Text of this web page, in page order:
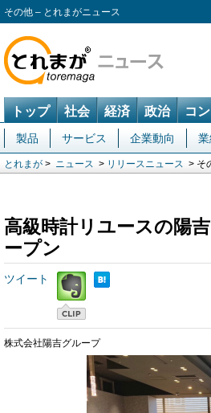
その他 – とれまがニュース
トップ 社会 経済 政治 コ
製品 サービス 企業動向
とれまが > ニュース > リリースニュース > そ
高級時計リユースの陽
ープン
ツイート
株式会社陽吉グループ